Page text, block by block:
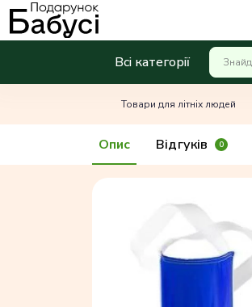
Всі категорії
Товари для літніх людей
Опис Відгуків 0